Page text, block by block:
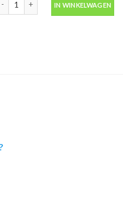
IN WINKELWAGEN